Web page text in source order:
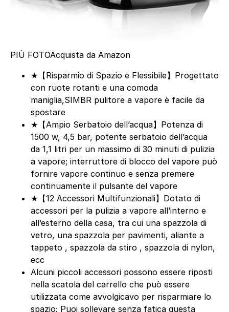
PIÙ FOTOAcquista da Amazon
★【Risparmio di Spazio e Flessibile】Progettato
con ruote rotanti e una comoda
maniglia,SIMBR pulitore a vapore è facile da
spostare
★【Ampio Serbatoio dell’acqua】Potenza di
1500 w, 4,5 bar, potente serbatoio dell’acqua
da 1,1 litri per un massimo di 30 minuti di pulizia
a vapore; interruttore di blocco del vapore può
fornire vapore continuo e senza premere
continuamente il pulsante del vapore
★【12 Accessori Multifunzionali】Dotato di
accessori per la pulizia a vapore all’interno e
all’esterno della casa, tra cui una spazzola di
vetro, una spazzola per pavimenti, aliante a
tappeto , spazzola da stiro , spazzola di nylon,
ecc
Alcuni piccoli accessori possono essere riposti
nella scatola del carrello che può essere
utilizzata come avvolgicavo per risparmiare lo
spazio; Puoi sollevare senza fatica questa